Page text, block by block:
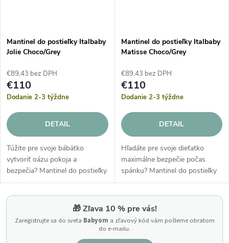
Mantinel do postieľky Italbaby
Jolie Choco/Grey
€89,43 bez DPH
€110
Dodanie 2-3 týždne
DETAIL
Túžite pre svoje bábätko
vytvoriť oázu pokoja a
bezpečia? Mantinel do postieľky
Italbaby Jolie v sebe spája
vycibreným talianskym štýlom.
Mantinel do postieľky Italbaby
Matisse Choco/Grey
€89,43 bez DPH
€110
Dodanie 2-3 týždne
DETAIL
Hľadáte pre svoje dieťatko
maximálne bezpečie počas
spánku? Mantinel do postieľky
Italbaby Matisse je synonymom
špičkové remeselné
spracovanie. Táto...
🎁 Zľava 10 % pre vás!
Zaregistrujte sa do sveta Babyom a zľavový kód vám pošleme obratom
do e-mailu.